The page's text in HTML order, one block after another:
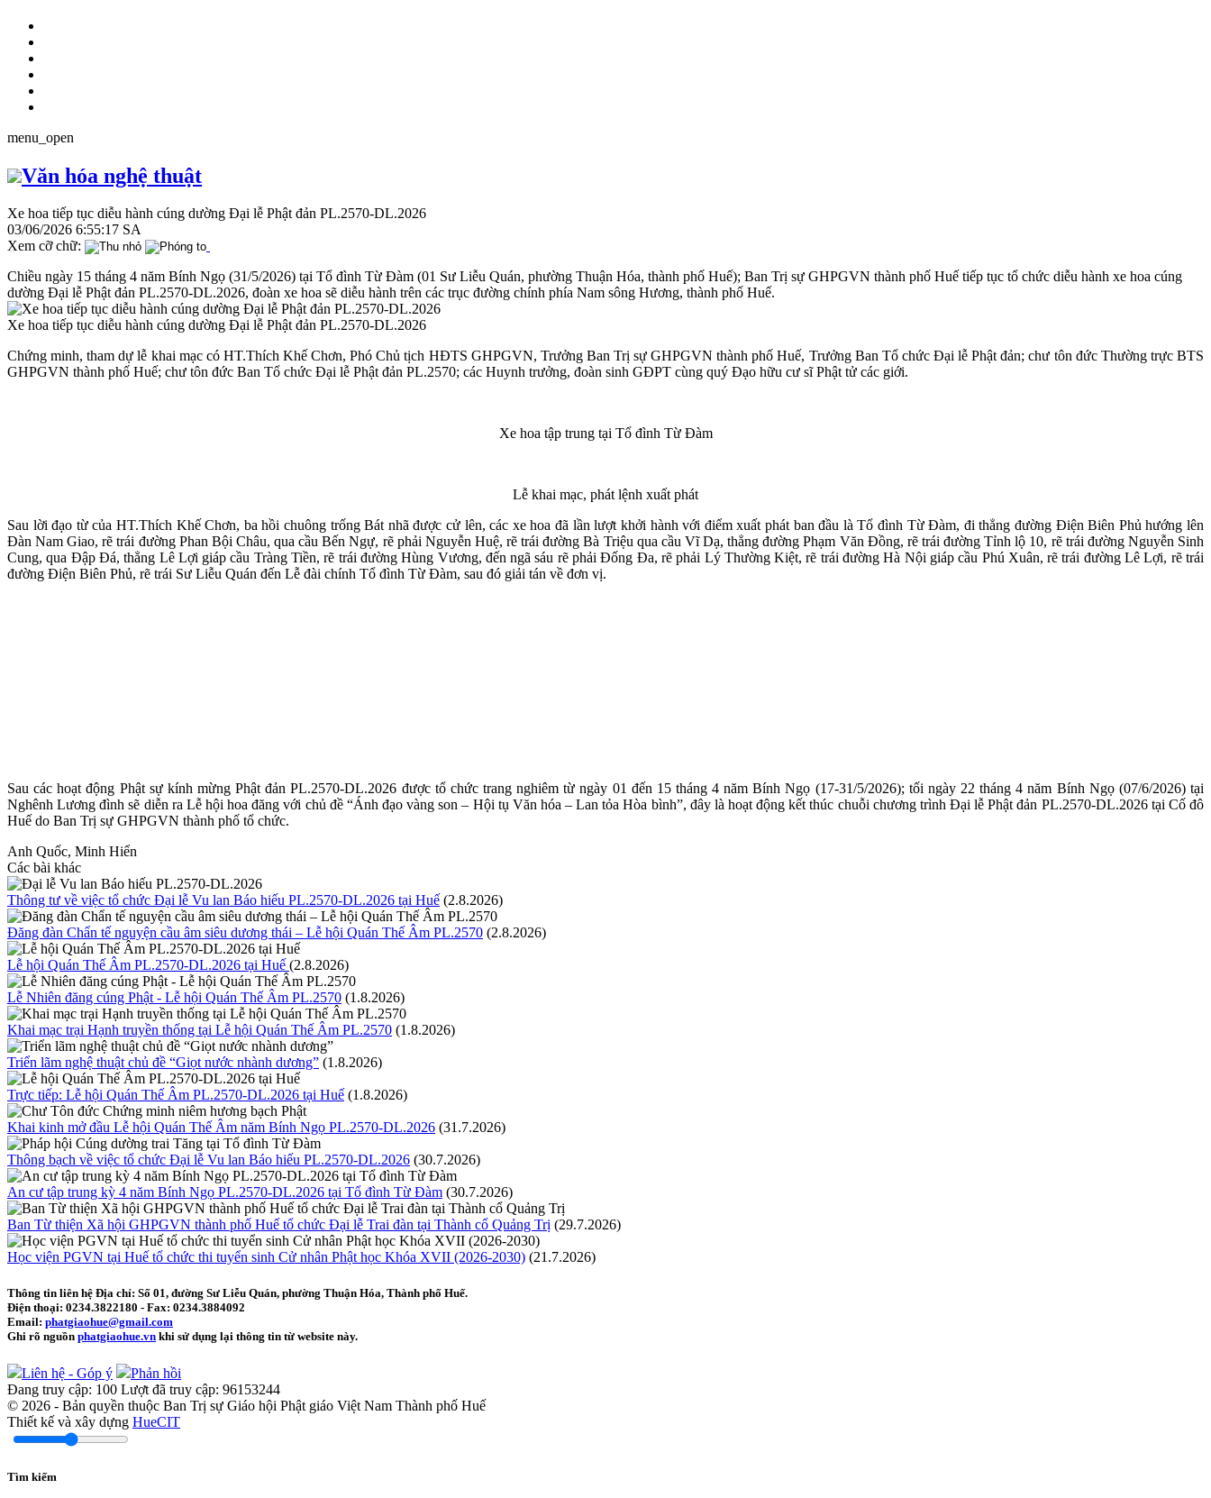
menu_open
Văn hóa nghệ thuật
Xe hoa tiếp tục diễu hành cúng dường Đại lễ Phật đản PL.2570-DL.2026
03/06/2026 6:55:17 SA
Xem cỡ chữ:
Chiều ngày 15 tháng 4 năm Bính Ngọ (31/5/2026) tại Tổ đình Từ Đàm (01 Sư Liễu Quán, phường Thuận Hóa, thành phố Huế); Ban Trị sự GHPGVN thành phố Huế tiếp tục tổ chức diễu hành xe hoa cúng
dường Đại lễ Phật đản PL.2570-DL.2026, đoàn xe hoa sẽ diễu hành trên các trục đường chính phía Nam sông Hương, thành phố Huế.
Xe hoa tiếp tục diễu hành cúng dường Đại lễ Phật đản PL.2570-DL.2026
Chứng minh, tham dự lễ khai mạc có HT.Thích Khế Chơn, Phó Chủ tịch HĐTS GHPGVN, Trưởng Ban Trị sự GHPGVN thành phố Huế, Trưởng Ban Tổ chức Đại lễ Phật đản; chư tôn đức Thường trực BTS
GHPGVN thành phố Huế; chư tôn đức Ban Tổ chức Đại lễ Phật đản PL.2570; các Huynh trưởng, đoàn sinh GĐPT cùng quý Đạo hữu cư sĩ Phật tử các giới.
Xe hoa tập trung tại Tổ đình Từ Đàm
Lễ khai mạc, phát lệnh xuất phát
Sau lời đạo từ của HT.Thích Khế Chơn, ba hồi chuông trống Bát nhã được cử lên, các xe hoa đã lần lượt khởi hành với điểm xuất phát ban đầu là Tổ đình Từ Đàm, đi thẳng đường Điện Biên Phủ hướng lên
Đàn Nam Giao, rẽ trái đường Phan Bội Châu, qua cầu Bến Ngự, rẽ phải Nguyễn Huệ, rẽ trái đường Bà Triệu qua cầu Vĩ Dạ, thẳng đường Phạm Văn Đồng, rẽ trái đường Tỉnh lộ 10, rẽ trái đường Nguyễn Sinh
Cung, qua Đập Đá, thẳng Lê Lợi giáp cầu Tràng Tiền, rẽ trái đường Hùng Vương, đến ngã sáu rẽ phải Đống Đa, rẽ phải Lý Thường Kiệt, rẽ trái đường Hà Nội giáp cầu Phú Xuân, rẽ trái đường Lê Lợi, rẽ trái
đường Điện Biên Phủ, rẽ trái Sư Liễu Quán đến Lễ đài chính Tổ đình Từ Đàm, sau đó giải tán về đơn vị.
Sau các hoạt động Phật sự kính mừng Phật đản PL.2570-DL.2026 được tổ chức trang nghiêm từ ngày 01 đến 15 tháng 4 năm Bính Ngọ (17-31/5/2026); tối ngày 22 tháng 4 năm Bính Ngọ (07/6/2026) tại
Nghênh Lương đình sẽ diễn ra Lễ hội hoa đăng với chủ đề “Ánh đạo vàng son – Hội tụ Văn hóa – Lan tỏa Hòa bình”, đây là hoạt động kết thúc chuỗi chương trình Đại lễ Phật đản PL.2570-DL.2026 tại Cố đô
Huế do Ban Trị sự GHPGVN thành phố tổ chức.
Anh Quốc, Minh Hiển
Các bài khác
Thông tư về việc tổ chức Đại lễ Vu lan Báo hiếu PL.2570-DL.2026 tại Huế (2.8.2026)
Đăng đàn Chẩn tế nguyện cầu âm siêu dương thái – Lễ hội Quán Thế Âm PL.2570 (2.8.2026)
Lễ hội Quán Thế Âm PL.2570-DL.2026 tại Huế (2.8.2026)
Lễ Nhiên đăng cúng Phật - Lễ hội Quán Thế Âm PL.2570 (1.8.2026)
Khai mạc trại Hạnh truyền thống tại Lễ hội Quán Thế Âm PL.2570 (1.8.2026)
Triển lãm nghệ thuật chủ đề “Giọt nước nhành dương” (1.8.2026)
Trực tiếp: Lễ hội Quán Thế Âm PL.2570-DL.2026 tại Huế (1.8.2026)
Khai kinh mở đầu Lễ hội Quán Thế Âm năm Bính Ngọ PL.2570-DL.2026 (31.7.2026)
Thông bạch về việc tổ chức Đại lễ Vu lan Báo hiếu PL.2570-DL.2026 (30.7.2026)
An cư tập trung kỳ 4 năm Bính Ngọ PL.2570-DL.2026 tại Tổ đình Từ Đàm (30.7.2026)
Ban Từ thiện Xã hội GHPGVN thành phố Huế tổ chức Đại lễ Trai đàn tại Thành cổ Quảng Trị (29.7.2026)
Học viện PGVN tại Huế tổ chức thi tuyển sinh Cử nhân Phật học Khóa XVII (2026-2030) (21.7.2026)
Thông tin liên hệ Địa chỉ: Số 01, đường Sư Liễu Quán, phường Thuận Hóa, Thành phố Huế.
Điện thoại: 0234.3822180 - Fax: 0234.3884092
Email: phatgiaohue@gmail.com
Ghi rõ nguồn phatgiaohue.vn khi sử dụng lại thông tin từ website này.
Liên hệ - Góp ý
Phản hồi
Đang truy cập: 100 Lượt đã truy cập: 96153244
© 2026 - Bản quyền thuộc Ban Trị sự Giáo hội Phật giáo Việt Nam Thành phố Huế
Thiết kế và xây dựng HueCIT
Tìm kiếm